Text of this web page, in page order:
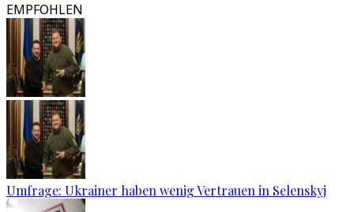
EMPFOHLEN
Umfrage: Ukrainer haben wenig Vertrauen in Selenskyj